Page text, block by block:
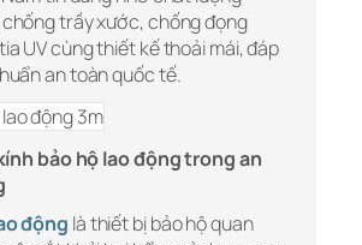
trầy xước, chống đọng
UV cùng thiết kế thoải mái, đáp
an toàn quốc tế.
bảo hộ lao động trong an
động là thiết bị bảo hộ quan